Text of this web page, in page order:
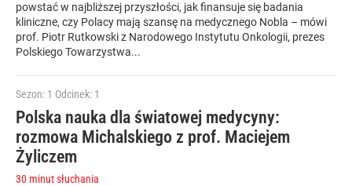
powstać w najbliższej przyszłości, jak finansuje się badania
kliniczne, czy Polacy mają szansę na medycznego Nobla – mówi
prof. Piotr Rutkowski z Narodowego Instytutu Onkologii, prezes
Polskiego Towarzystwa...
Sezon: 1 Odcinek: 1
Polska nauka dla światowej medycyny:
rozmowa Michalskiego z prof. Maciejem
Żyliczem
30 minut słuchania